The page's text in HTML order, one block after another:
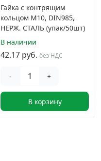
Гайка с контрящим
кольцом М10, DIN985,
НЕРЖ. СТАЛЬ (упак/50шт)
В наличии
42.17 руб. без НДС
- +
В корзину